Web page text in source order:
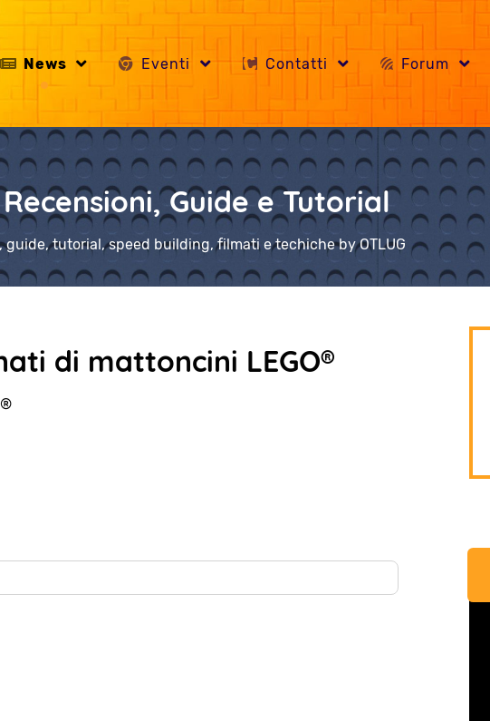
News Eventi Contatti Forum
Guide e Tutorial
guide, tutorial, speed building, filmati e techiche by OTLUG
di mattoncini LEGO®